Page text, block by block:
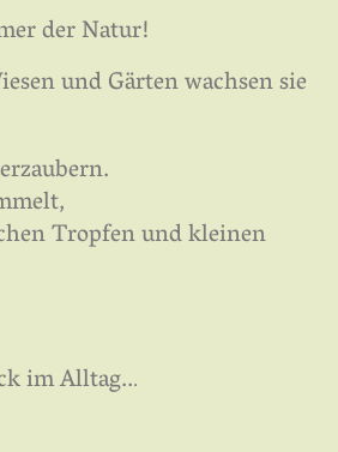
der Natur!
und Gärten wachsen sie
Tropfen und kleinen
im Alltag...